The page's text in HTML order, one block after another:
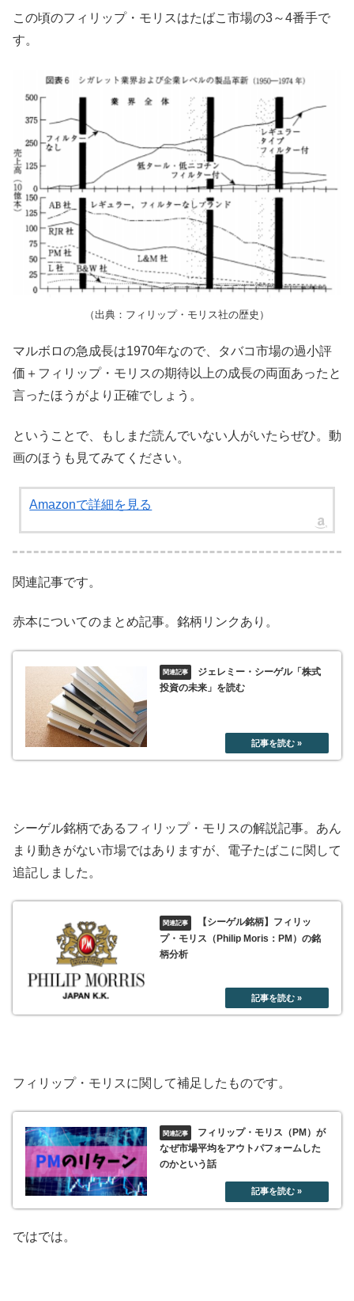
この頃のフィリップ・モリスはたばこ市場の3～4番手で
す。
（出典：フィリップ・モリス社の歴史）
マルボロの急成長は1970年なので、タバコ市場の過小評
価＋フィリップ・モリスの期待以上の成長の両面あったと
言ったほうがより正確でしょう。
ということで、もしまだ読んでいない人がいたらぜひ。動
画のほうも見てみてください。
Amazonで詳細を見る
関連記事です。
赤本についてのまとめ記事。銘柄リンクあり。
ジェレミー・シーゲル「株式
投資の未来」を読む
シーゲル銘柄であるフィリップ・モリスの解説記事。あん
まり動きがない市場ではありますが、電子たばこに関して
追記しました。
【シーゲル銘柄】フィリッ
プ・モリス（Philip Moris：PM）の銘
柄分析
フィリップ・モリスに関して補足したものです。
フィリップ・モリス（PM）が
なぜ市場平均をアウトパフォームした
のかという話
ではでは。